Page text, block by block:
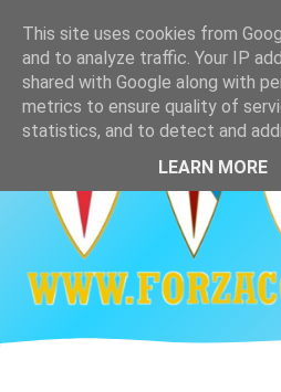
contenido
principal
This site uses cookies from
and to analyze traffic. Your IP
shared with Google along with
metrics to ensure quality of
statistics, and to detect and
LEARN MORE